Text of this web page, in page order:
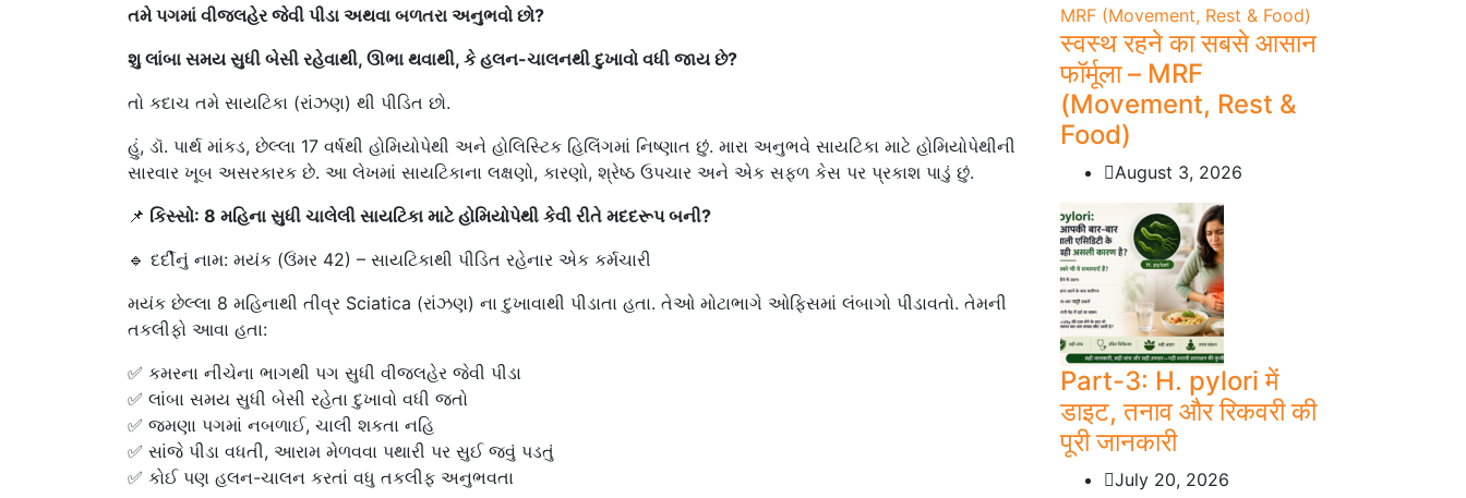
તમે પગમાં વીજલહેર જેવી પીડા અથવા બળતરા અનુભવો છો?
શુ લાંબા સમય સુધી બેસી રહેવાથી, ઊભા થવાથી, કે હલન-ચાલનથી દુખાવો વધી જાય છે?
તો કદાચ તમે સાયટિકા (રાંઝણ) થી પીડિત છો.
હું, ડૉ. પાર્થ માંકડ, છેલ્લા 17 વર્ષથી હોમિયોપેથી અને હોલિસ્ટિક હિલિંગમાં નિષ્ણાત છું. મારા અનુભવે સાયટિકા માટે હોમિયોપેથીની
સારવાર ખૂબ અસરકારક છે. આ લેખમાં સાયટિકાના લક્ષણો, કારણો, શ્રેષ્ઠ ઉપચાર અને એક સફળ કેસ પર પ્રકાશ પાડું છું.
📌 કિસ્સો: 8 મહિના સુધી ચાલેલી સાયટિકા માટે હોમિયોપેથી કેવી રીતે મદદરૂપ બની?
🔹 દર્દીનું નામ: મયંક (ઉંમર 42) – સાયટિકાથી પીડિત રહેનાર એક કર્મચારી
મયંક છેલ્લા 8 મહિનાથી તીવ્ર Sciatica (રાંઝણ) ના દુખાવાથી પીડાતા હતા. તેઓ મોટાભાગે ઓફિસમાં લંબાગો પીડાવતો. તેમની
તકલીફો આવા હતા:
✅ કમરના નીચેના ભાગથી પગ સુધી વીજલહેર જેવી પીડા
✅ લાંબા સમય સુધી બેસી રહેતા દુખાવો વધી જતો
✅ જમણા પગમાં નબળાઈ, ચાલી શકતા નહિ
✅ સાંજે પીડા વધતી, આરામ મેળવવા પથારી પર સુઈ જવું પડતું
✅ કોઈ પણ હલન-ચાલન કરતાં વધુ તકલીફ અનુભવતા
स्वस्थ रहने का सबसे आसान
फॉर्मूला – MRF
(Movement, Rest &
Food)
August 3, 2026
Part-3: H. pylori में
डाइट, तनाव और रिकवरी की
पूरी जानकारी
July 20, 2026